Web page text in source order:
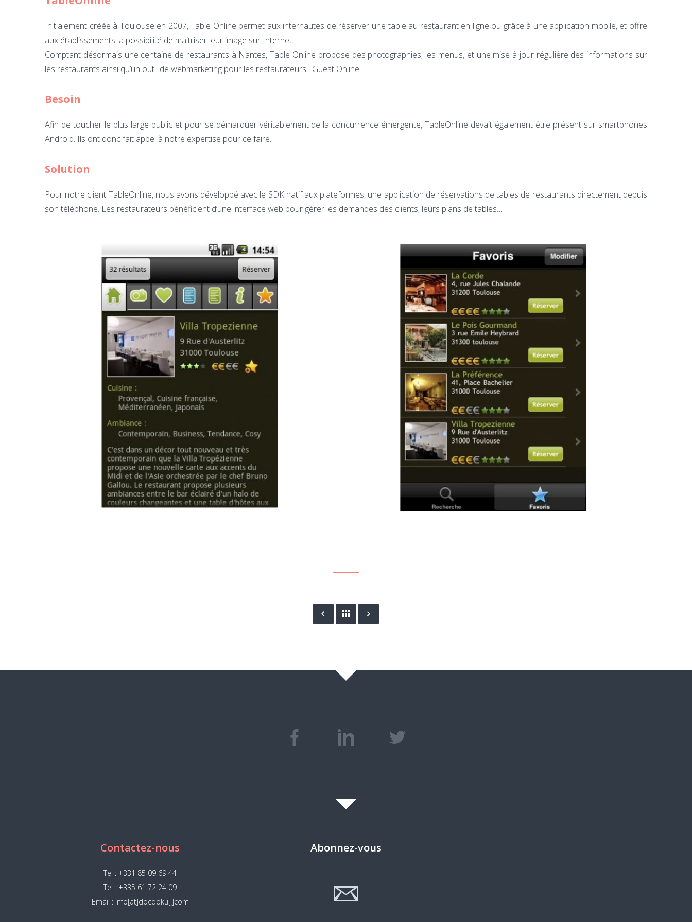
Initialement créée à Toulouse en 2007, Table Online permet aux internautes de réserver une table au restaurant en ligne ou grâce à une application mobile, et offre
aux établissements la possibilité de maitriser leur image sur Internet.
Comptant désormais une centaine de restaurants à Nantes, Table Online propose des photographies, les menus, et une mise à jour régulière des informations sur
les restaurants ainsi qu’un outil de webmarketing pour les restaurateurs : Guest Online.
Besoin
Afin de toucher le plus large public et pour se démarquer véritablement de la concurrence émergente, TableOnline devait également être présent sur smartphones
Android. Ils ont donc fait appel à notre expertise pour ce faire.
Solution
Pour notre client TableOnline, nous avons développé avec le SDK natif aux plateformes, une application de réservations de tables de restaurants directement depuis
son téléphone. Les restaurateurs bénéficient d’une interface web pour gérer les demandes des clients, leurs plans de tables…
Contactez-nous
Tel : +331 85 09 69 44
Tel : +335 61 72 24 09
Email : info[at]docdoku[.]com
Abonnez-vous